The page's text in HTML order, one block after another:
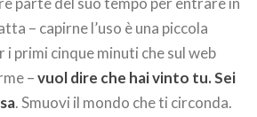
– capirne l’uso è una piccola
i primi cinque minuti che sul web
–vuol dire che hai vinto tu. Sei
. Smuovi il mondo che ti circonda.